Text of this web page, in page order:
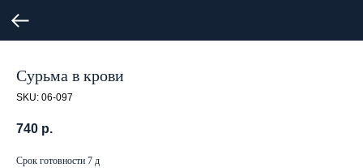
Сурьма в крови
SKU: 06-097
740 р.
Срок готовности 7 д